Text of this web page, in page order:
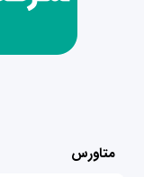
متاورس